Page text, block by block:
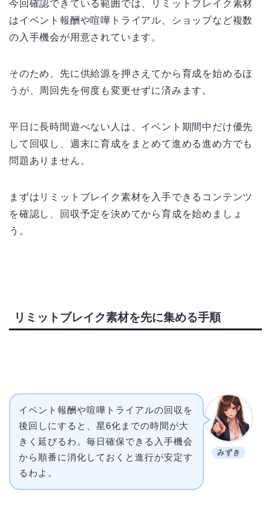
今回確認できている範囲では、リミットブレイク素材
はイベント報酬や喧嘩トライアル、ショップなど複数
の入手機会が用意されています。
そのため、先に供給源を押さえてから育成を始めるほ
うが、周回先を何度も変更せずに済みます。
平日に長時間遊べない人は、イベント期間中だけ優先
して回収し、週末に育成をまとめて進める進め方でも
問題ありません。
まずはリミットブレイク素材を入手できるコンテンツ
を確認し、回収予定を決めてから育成を始めましょ
う。
リミットブレイク素材を先に集める手順
みずき
イベント報酬や喧嘩トライアルの回収を
後回しにすると、星6化までの時間が大
きく延びるわ。毎日確保できる入手機会
から順番に消化しておくと進行が安定す
るわよ。